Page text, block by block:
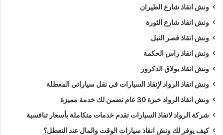
ونش انقاذ شارع الطيران
ونش انقاذ شارع الثورة
ونش انقاذ قصر النيل
ونش انقاذ راس الحكمة
ونش انقاذ بولاق الدكرور
ونش انقاذ الرواد لإنقاذ السيارات في نقل سياراتي المعطلة
ونش انقاذ الرواد خبرة 30 عام تضمن لك خدمة مميزة
شركة الرواد لانقاذ السيارات تقدم خدمات متكاملة بأسعار تنافسية
كيف يوفر لك ونش انقاذ سيارات الوقت والمال عند التعطل؟